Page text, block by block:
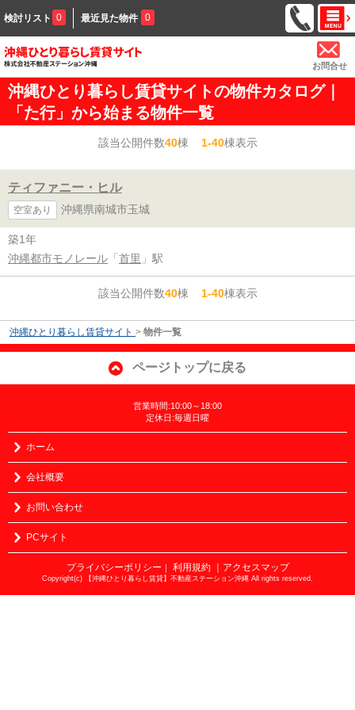
検討リスト 0 最近見た物件 0
お問合せ
沖縄ひとり暮らし賃貸サイトの物件カタログ｜
「た行」から始まる物件一覧
該当公開件数40棟 1-40棟表示
ティファニー・ヒル
空室あり 沖縄県南城市玉城
築1年
沖縄都市モノレール 「 首里 」駅
該当公開件数40棟 1-40棟表示
沖縄ひとり暮らし賃貸サイト > 物件一覧
ページトップに戻る
営業時間:10:00～18:00
定休日:毎週日曜
ホーム
会社概要
お問い合わせ
PCサイト
プライバシーポリシー ｜ 利用規約 ｜アクセスマップ
Copyright(c) 【沖縄ひとり暮らし賃貸】不動産ステーション沖縄 All rights reserved.